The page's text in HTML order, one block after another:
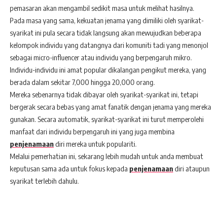
pemasaran akan mengambil sedikit masa untuk melihat hasilnya.
Pada masa yang sama, kekuatan jenama yang dimiliki oleh syarikat-
syarikat ini pula secara tidak langsung akan mewujudkan beberapa
kelompok individu yang datangnya dari komuniti tadi yang menonjol
sebagai micro-influencer atau individu yang berpengaruh mikro.
Individu-individu ini amat popular dikalangan pengikut mereka, yang
berada dalam sekitar 7,000 hingga 20,000 orang.
Mereka sebenarnya tidak dibayar oleh syarikat-syarikat ini, tetapi
bergerak secara bebas yang amat fanatik dengan jenama yang mereka
gunakan. Secara automatik, syarikat-syarikat ini turut memperolehi
manfaat dari individu berpengaruh ini yang juga membina
penjenamaandiri mereka untuk populariti.
Melalui pemerhatian ini, sekarang lebih mudah untuk anda membuat
keputusan sama ada untuk fokus kepada penjenamaandiri ataupun
syarikat terlebih dahulu.